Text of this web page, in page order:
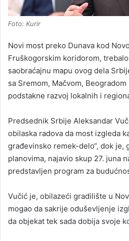
Foto: Kurir
Novi most preko Dunava kod
Fruškogorskim koridorom,
saobraćajnu mapu ovog dela
sa Sremom, Mačvom,
podstakne razvoj lokalnih i
Predsednik Srbije Aleksandar
obilaska radova da most izgleda
građevinsko remek-delo“, dok je,
planovima, najavio skup 27. juna
predstavljen program za
Vučić je, obilazeći gradilište u
mogao da sakrije oduševljenje
da objekat tek sada dobija svoje